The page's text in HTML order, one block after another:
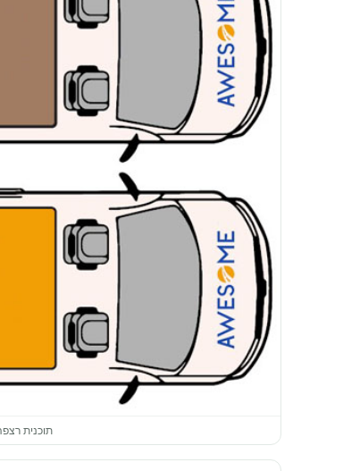
תוכנית